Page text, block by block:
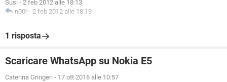
Susi - 2 feb 2012 alle 18:13
n00r - 2 feb 2012 alle 18:19
1 risposta
Scaricare WhatsApp su Nokia E5
Caterina Gringeri - 17 ott 2016 alle 10:57